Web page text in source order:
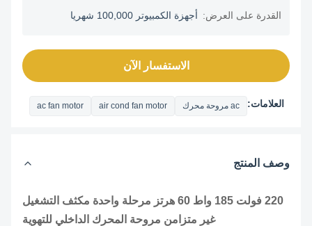
القدرة على العرض: أجهزة الكمبيوتر 100,000 شهريا
الاستفسار الآن
العلامات: ac مروحة محرك air cond fan motor
ac fan motor
وصف المنتج
220 فولت 185 واط 60 هرتز مرحلة واحدة مكثف التشغيل
غير متزامن مروحة المحرك الداخلي للتهوية